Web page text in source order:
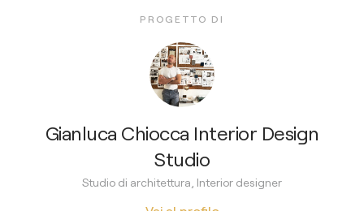
PROGETTO DI
Gianluca Chiocca Interior Design
Studio
Studio di architettura, Interior designer